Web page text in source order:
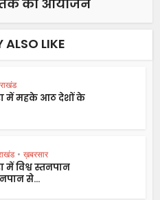
तक का आयोजन
ALSO LIKE
में महके आठ देशों के
• ख़बरसार
में विश्व स्तनपान
से...